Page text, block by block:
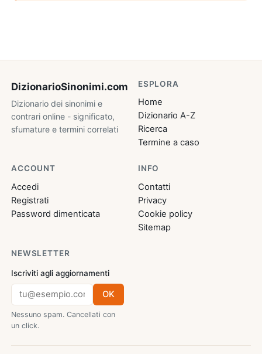
DizionarioSinonimi.com
Dizionario dei sinonimi e
contrari online - significato,
sfumature e termini correlati
ESPLORA
Home
Dizionario A-Z
Ricerca
Termine a caso
ACCOUNT
Accedi
Registrati
Password dimenticata
INFO
Contatti
Privacy
Cookie policy
Sitemap
NEWSLETTER
Iscriviti agli aggiornamenti
OK
Nessuno spam. Cancellati con
un click.